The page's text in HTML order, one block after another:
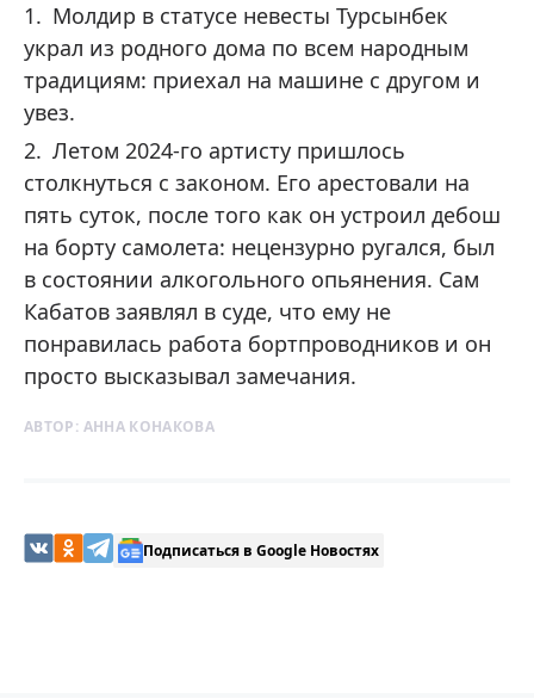
Молдир в статусе невесты Турсынбек
украл из родного дома по всем народным
традициям: приехал на машине с другом и
увез.
Летом 2024-го артисту пришлось
столкнуться с законом. Его арестовали на
пять суток, после того как он устроил дебош
на борту самолета: нецензурно ругался, был
в состоянии алкогольного опьянения. Сам
Кабатов заявлял в суде, что ему не
понравилась работа бортпроводников и он
просто высказывал замечания.
АВТОР: АННА КОНАКОВА
Подписаться в Google Новостях